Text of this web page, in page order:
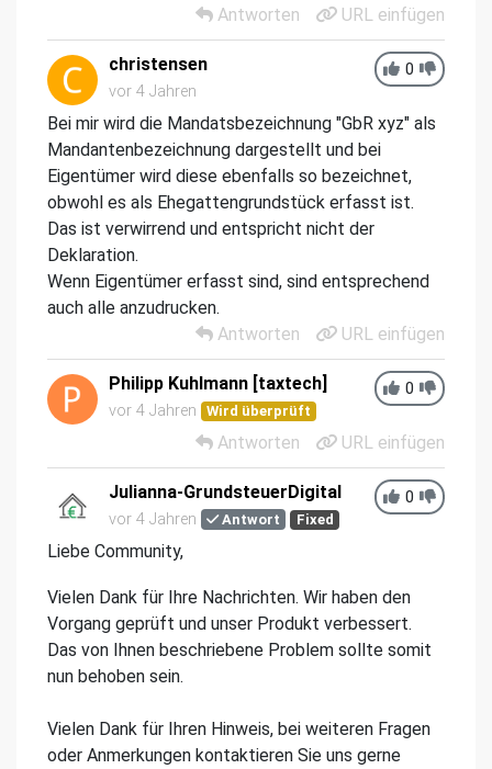
Antworten
URL einfügen
0
christensen
vor 4 Jahren
Bei mir wird die Mandatsbezeichnung "GbR xyz" als
Mandantenbezeichnung dargestellt und bei
Eigentümer wird diese ebenfalls so bezeichnet,
obwohl es als Ehegattengrundstück erfasst ist.
Das ist verwirrend und entspricht nicht der
Deklaration.
Wenn Eigentümer erfasst sind, sind entsprechend
auch alle anzudrucken.
Antworten
URL einfügen
0
Philipp Kuhlmann [taxtech]
vor 4 Jahren Wird überprüft
Antworten URL einfügen
0
Julianna-GrundsteuerDigital
vor 4 Jahren Antwort Fixed
Liebe Community,
Vielen Dank für Ihre Nachrichten. Wir haben den
Vorgang geprüft und unser Produkt verbessert.
Das von Ihnen beschriebene Problem sollte somit
nun behoben sein.
Vielen Dank für Ihren Hinweis, bei weiteren Fragen
oder Anmerkungen kontaktieren Sie uns gerne